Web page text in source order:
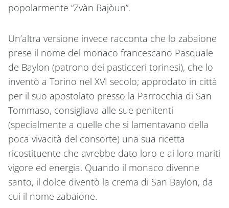
popolarmente “Zvàn Bajòun”.
Un’altra versione invece racconta che lo zabaione
prese il nome del monaco francescano Pasquale
de Baylon (patrono dei pasticceri torinesi), che lo
inventò a Torino nel XVI secolo; approdato in città
per il suo apostolato presso la Parrocchia di San
Tommaso, consigliava alle sue penitenti
(specialmente a quelle che si lamentavano della
poca vivacità del consorte) una sua ricetta
ricostituente che avrebbe dato loro e ai loro mariti
vigore ed energia. Quando il monaco divenne
santo, il dolce diventò la crema di San Baylon, da
cui il nome zabaione.